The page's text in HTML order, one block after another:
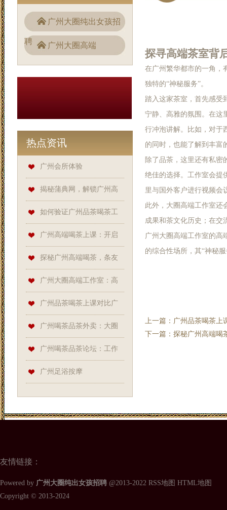
广州大圈纯出女孩招
聘 广州大圈高端
热点资讯
广州会所体验
揭秘蒲典网，解锁广州高
端喝茶的隐秘角落
如何验证广州品茶喝茶工
作室的资质？
广州高端喝茶上课：开启
品质茶生活新大门
探秘广州高端喝茶，条友
网、蒲友网、蒲典网是关键！
‌广州大圈高端工作室‌：高
端茶室的“神秘服务”
广州品茶喝茶上课对比广
州品茶喝茶资源：茶道课程资
源获取_134
广州喝茶品茶外卖：大圈
高端工作室与天河98水会大全
对接
广州喝茶品茶论坛：工作
室外卖与天河区新茶实测
广州足浴按摩
探寻高端茶室背
在广州繁华都市的一角，
独特的“神秘服务”。
踏入这家茶室，首先感受
宁静、高雅的氛围。在这
行冲泡讲解。比如，对于
的同时，也能了解到丰富
除了品茶，这里还有私密
绝佳的选择。工作室会提
里与国外客户进行视频会
此外，大圈高端工作室还
成果和茶文化历史；在交
广州大圈高端工作室的高
的综合性场所，其“神秘
上一篇： 广州品茶喝茶上
下一篇： 探秘广州高端喝
友情链接：
Powered by 广州大圈纯出女孩招聘 @2013-2022 RSS地图 HTML地图
Copyright © 2013-2024